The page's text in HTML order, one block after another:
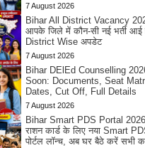
7 August 2026
Bihar All District Vacancy
आपके जिले में कौन-सी नई भर्ती आई
District Wise अपडेट
7 August 2026
Bihar DElEd Counselling
Soon: Documents, Seat
Dates, Cut Off, Full Details
7 August 2026
Bihar Smart PDS Portal 2026:
राशन कार्ड के लिए नया Smart
पोर्टल लॉन्च, अब घर बैठे करें सभी